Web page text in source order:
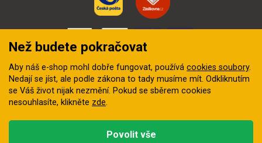
digitální agentura FEO
Než budete pokračovat
Aby náš e-shop mohl dobře fungovat, používá cookies soubory.
Nedají se jíst, ale podle zákona to tady musíme mít. Odkliknutím
se Váš život nijak nezmění. Pokud se sběrem cookies
nesouhlasíte, klikněte zde.
Povolit vše